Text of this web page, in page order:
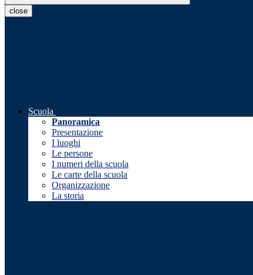
close
Scuola
Panoramica
Presentazione
I luoghi
Le persone
I numeri della scuola
Le carte della scuola
Organizzazione
La storia